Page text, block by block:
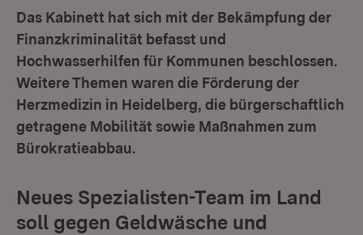
Das Kabinett hat sich mit der Bekämpfung der
Finanzkriminalität befasst und
Hochwasserhilfen für Kommunen beschlossen.
Weitere Themen waren die Förderung der
Herzmedizin in Heidelberg, die bürgerschaftlich
getragene Mobilität sowie Maßnahmen zum
Bürokratieabbau.
Neues Spezialisten-Team im Land
soll gegen Geldwäsche und